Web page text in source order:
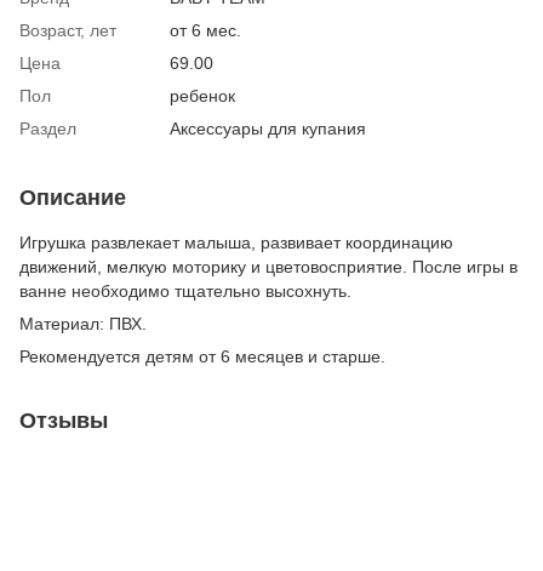
Возраст, лет
от 6 мес.
Цена
69.00
Пол
ребенок
Раздел
Аксессуары для купания
Описание
Игрушка развлекает малыша, развивает координацию
движений, мелкую моторику и цветовосприятие. После игры в
ванне необходимо тщательно высохнуть.
Материал: ПВХ.
Рекомендуется детям от 6 месяцев и старше.
Отзывы